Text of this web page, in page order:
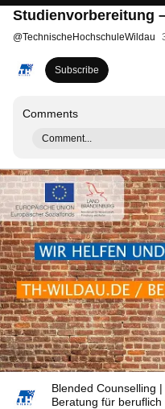
Studienvorbereitung
@TechnischeHochschuleWildau
Subscribe
Comments
Comment...
Blended Counselling
Beratung für beruflich